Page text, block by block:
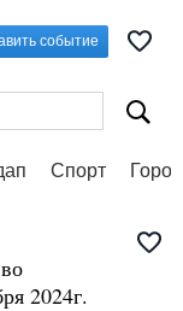
событие
Спорт
2024г.